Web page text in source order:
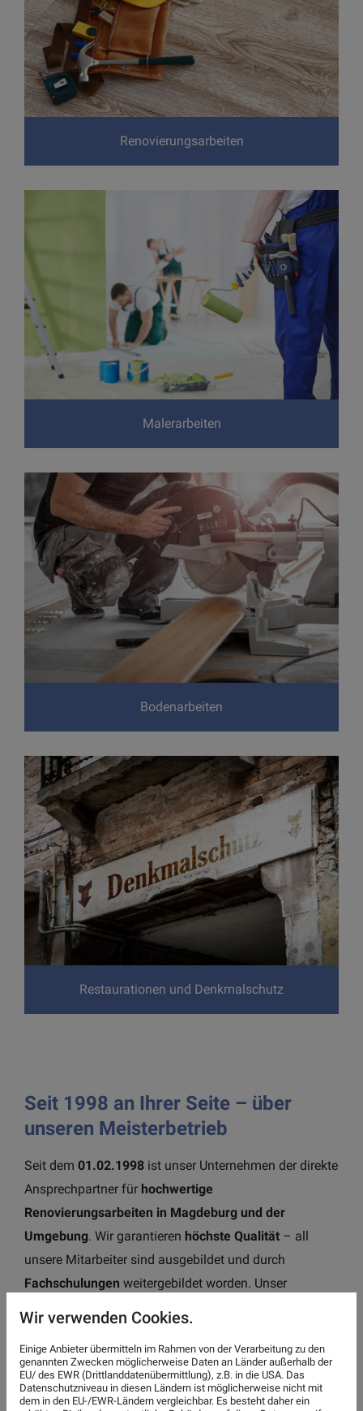
Renovierungsarbeiten
Malerarbeiten
Bodenarbeiten
Restaurationen und Denkmalschutz
Seit 1998 an Ihrer Seite – über
unseren Meisterbetrieb
Seit dem 01.02.1998 ist unser Unternehmen der direkte
Ansprechpartner für hochwertige
Renovierungsarbeiten in Magdeburg und der
Umgebung. Wir garantieren höchste Qualität – all
unsere Mitarbeiter sind ausgebildet und durch
Fachschulungen weitergebildet worden. Unser
hochwertige Arbeiten bieten.
Wir verwenden Cookies.
Einige Anbieter übermitteln im Rahmen von der Verarbeitung zu den
genannten Zwecken möglicherweise Daten an Länder außerhalb der
EU/ des EWR (Drittlanddatenübermittlung), z.B. in die USA. Das
Datenschutzniveau in diesen Ländern ist möglicherweise nicht mit
dem in den EU-/EWR-Ländern vergleichbar. Es besteht daher ein